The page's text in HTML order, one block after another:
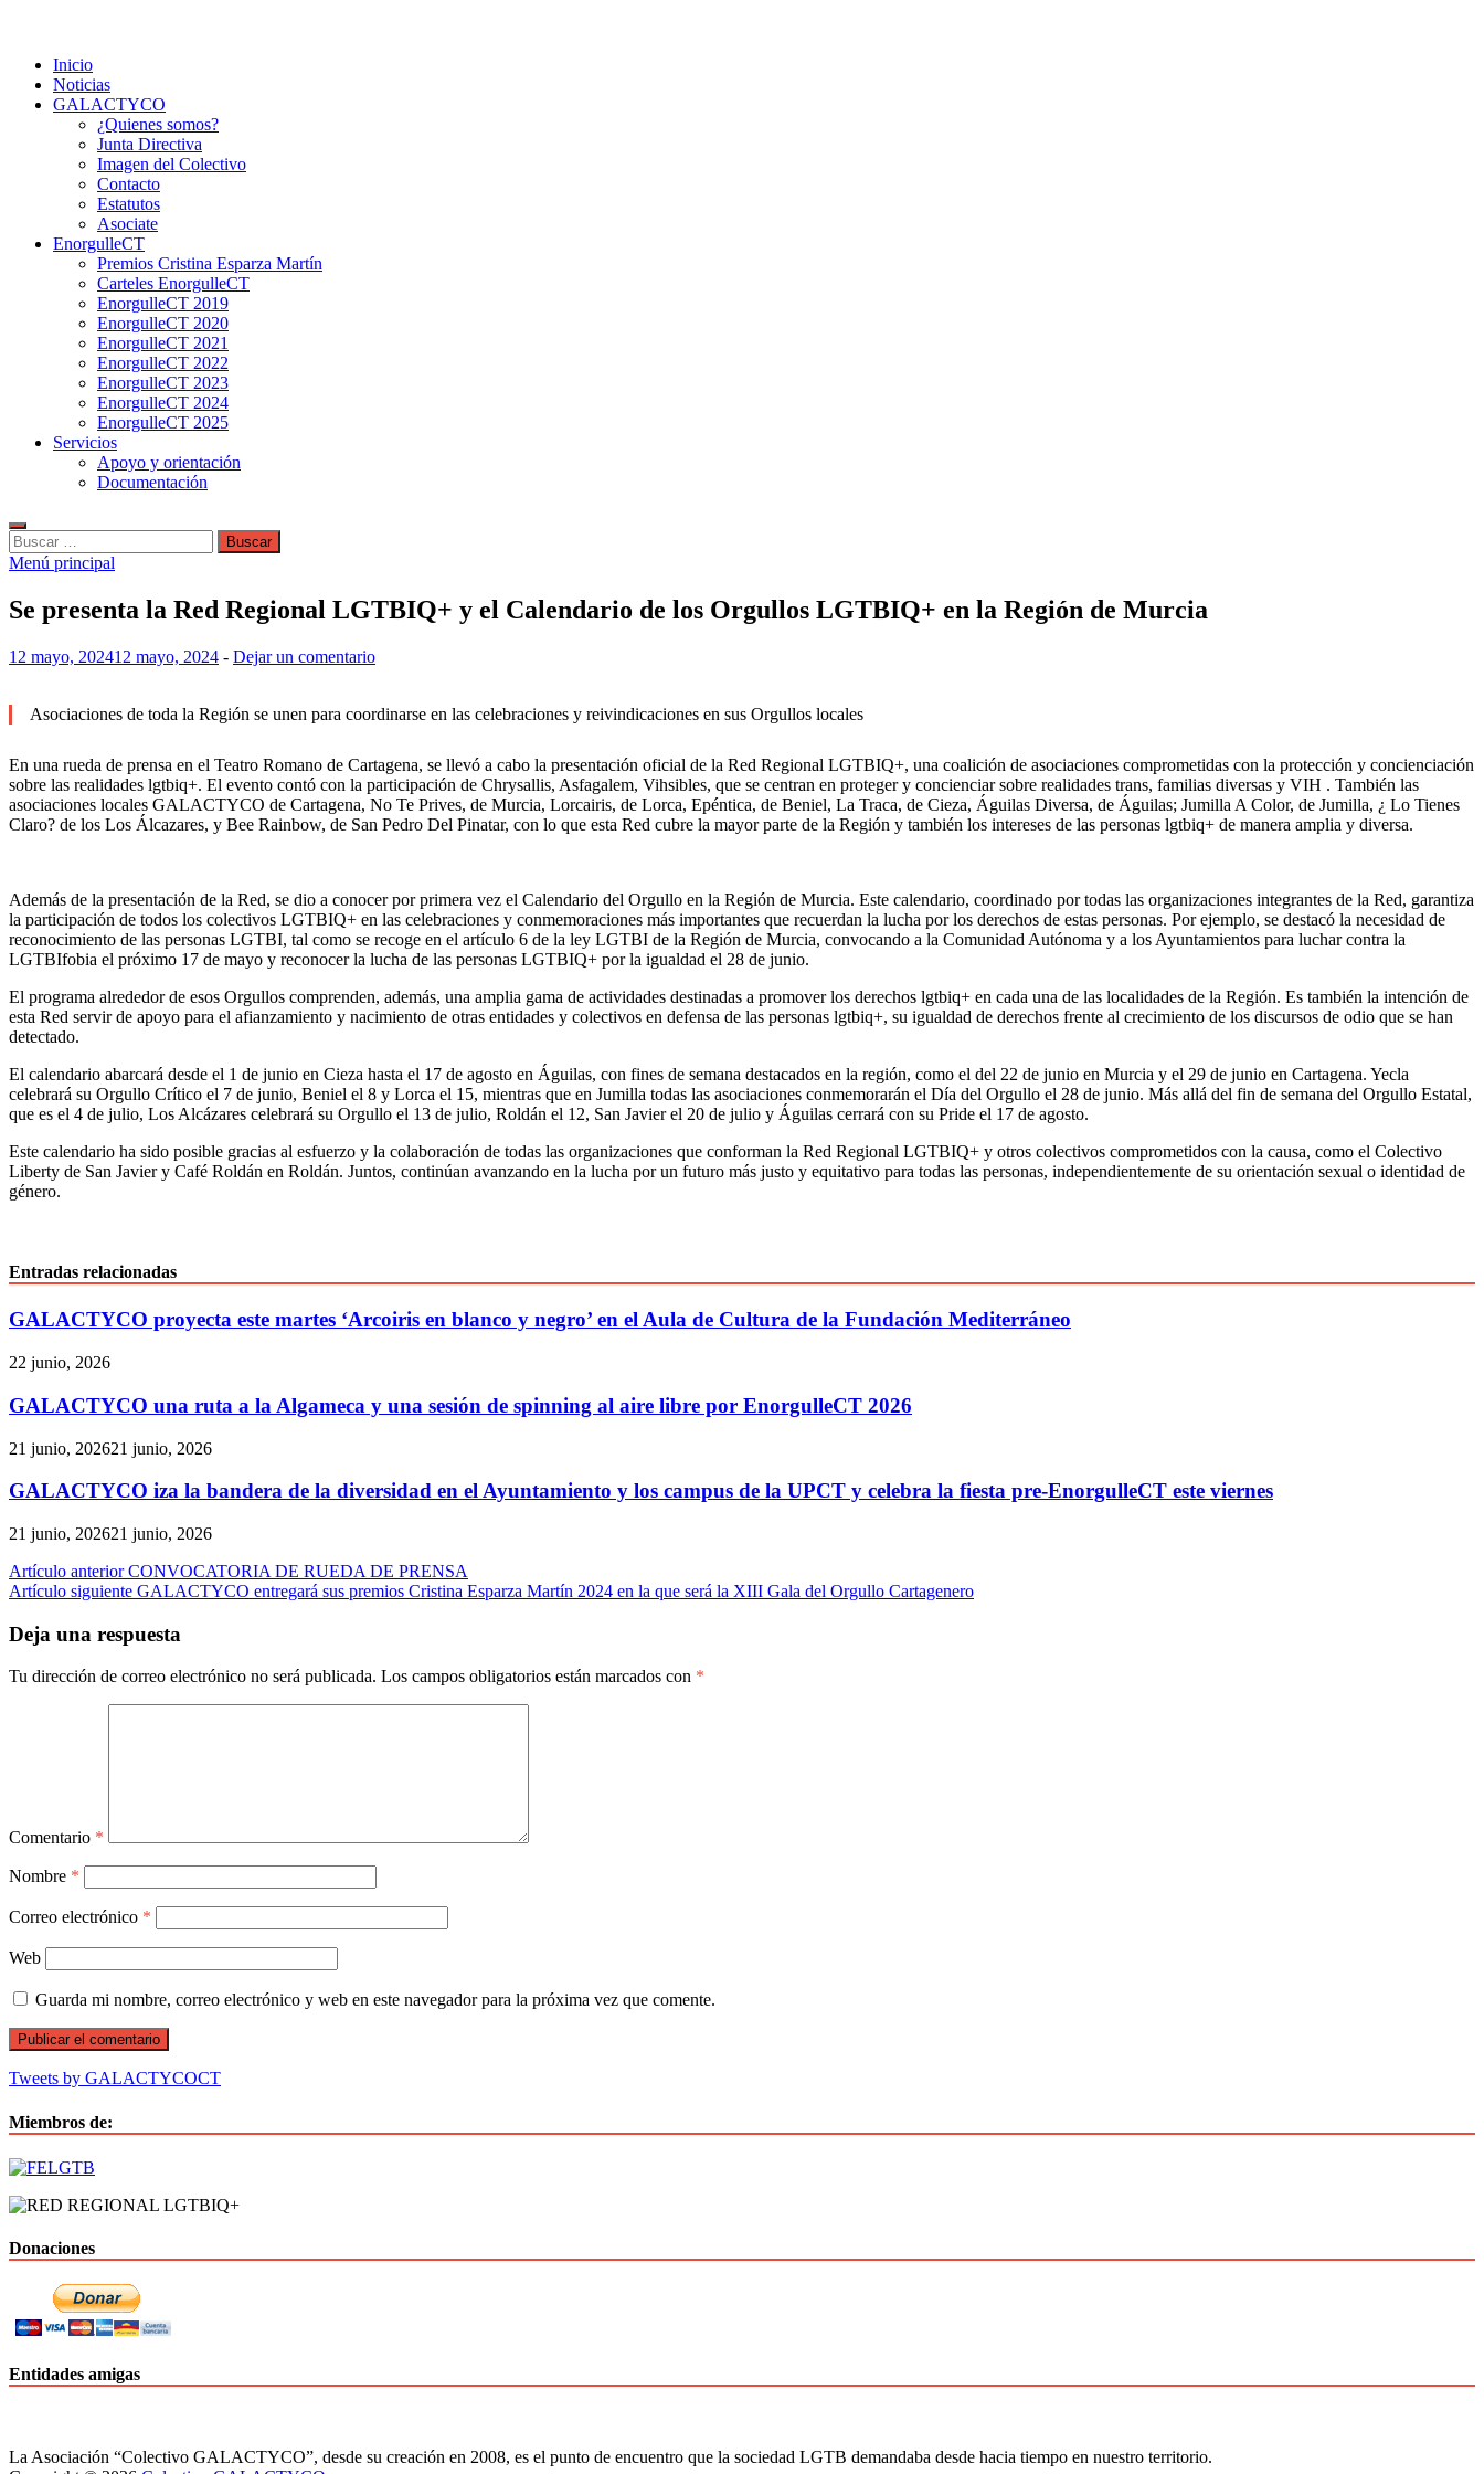
contenido
Inicio
Noticias
GALACTYCO
¿Quienes somos?
Junta Directiva
Imagen del Colectivo
Contacto
Estatutos
Asociate
EnorgulleCT
Premios Cristina Esparza Martín
Carteles EnorgulleCT
EnorgulleCT 2019
EnorgulleCT 2020
EnorgulleCT 2021
EnorgulleCT 2022
EnorgulleCT 2023
EnorgulleCT 2024
EnorgulleCT 2025
Servicios
Apoyo y orientación
Documentación
Buscar:
Menú principal
Se presenta la Red Regional LGTBIQ+ y el Calendario de los Orgullos LGTBIQ+ en la Región de Murcia
12 mayo, 202412 mayo, 2024 - Dejar un comentario
Asociaciones de toda la Región se unen para coordinarse en las celebraciones y reivindicaciones en sus Orgullos locales
En una rueda de prensa en el Teatro Romano de Cartagena, se llevó a cabo la presentación oficial de la Red Regional LGTBIQ+, una coalición de asociaciones comprometidas con la protección y concienciación
sobre las realidades lgtbiq+. El evento contó con la participación de Chrysallis, Asfagalem, Vihsibles, que se centran en proteger y concienciar sobre realidades trans, familias diversas y VIH . También las
asociaciones locales GALACTYCO de Cartagena, No Te Prives, de Murcia, Lorcairis, de Lorca, Epéntica, de Beniel, La Traca, de Cieza, Águilas Diversa, de Águilas; Jumilla A Color, de Jumilla, ¿ Lo Tienes
Claro? de los Los Álcazares, y Bee Rainbow, de San Pedro Del Pinatar, con lo que esta Red cubre la mayor parte de la Región y también los intereses de las personas lgtbiq+ de manera amplia y diversa.
Además de la presentación de la Red, se dio a conocer por primera vez el Calendario del Orgullo en la Región de Murcia. Este calendario, coordinado por todas las organizaciones integrantes de la Red, garantiza
la participación de todos los colectivos LGTBIQ+ en las celebraciones y conmemoraciones más importantes que recuerdan la lucha por los derechos de estas personas. Por ejemplo, se destacó la necesidad de
reconocimiento de las personas LGTBI, tal como se recoge en el artículo 6 de la ley LGTBI de la Región de Murcia, convocando a la Comunidad Autónoma y a los Ayuntamientos para luchar contra la
LGTBIfobia el próximo 17 de mayo y reconocer la lucha de las personas LGTBIQ+ por la igualdad el 28 de junio.
El programa alrededor de esos Orgullos comprenden, además, una amplia gama de actividades destinadas a promover los derechos lgtbiq+ en cada una de las localidades de la Región. Es también la intención de
esta Red servir de apoyo para el afianzamiento y nacimiento de otras entidades y colectivos en defensa de las personas lgtbiq+, su igualdad de derechos frente al crecimiento de los discursos de odio que se han
detectado.
El calendario abarcará desde el 1 de junio en Cieza hasta el 17 de agosto en Águilas, con fines de semana destacados en la región, como el del 22 de junio en Murcia y el 29 de junio en Cartagena. Yecla
celebrará su Orgullo Crítico el 7 de junio, Beniel el 8 y Lorca el 15, mientras que en Jumilla todas las asociaciones conmemorarán el Día del Orgullo el 28 de junio. Más allá del fin de semana del Orgullo Estatal,
que es el 4 de julio, Los Alcázares celebrará su Orgullo el 13 de julio, Roldán el 12, San Javier el 20 de julio y Águilas cerrará con su Pride el 17 de agosto.
Este calendario ha sido posible gracias al esfuerzo y la colaboración de todas las organizaciones que conforman la Red Regional LGTBIQ+ y otros colectivos comprometidos con la causa, como el Colectivo
Liberty de San Javier y Café Roldán en Roldán. Juntos, continúan avanzando en la lucha por un futuro más justo y equitativo para todas las personas, independientemente de su orientación sexual o identidad de
género.
Entradas relacionadas
GALACTYCO proyecta este martes ‘Arcoiris en blanco y negro’ en el Aula de Cultura de la Fundación Mediterráneo
22 junio, 2026
GALACTYCO una ruta a la Algameca y una sesión de spinning al aire libre por EnorgulleCT 2026
21 junio, 202621 junio, 2026
GALACTYCO iza la bandera de la diversidad en el Ayuntamiento y los campus de la UPCT y celebra la fiesta pre-EnorgulleCT este viernes
21 junio, 202621 junio, 2026
Navegación
de
entradas
Artículo anterior CONVOCATORIA DE RUEDA DE PRENSA
Artículo siguiente GALACTYCO entregará sus premios Cristina Esparza Martín 2024 en la que será la XIII Gala del Orgullo Cartagenero
Deja una respuesta
Tu dirección de correo electrónico no será publicada. Los campos obligatorios están marcados con *
Comentario *
Nombre *
Correo electrónico *
Web
Guarda mi nombre, correo electrónico y web en este navegador para la próxima vez que comente.
Tweets by GALACTYCOCT
Miembros de:
Donaciones
Entidades amigas
La Asociación “Colectivo GALACTYCO”, desde su creación en 2008, es el punto de encuentro que la sociedad LGTB demandaba desde hacia tiempo en nuestro territorio.